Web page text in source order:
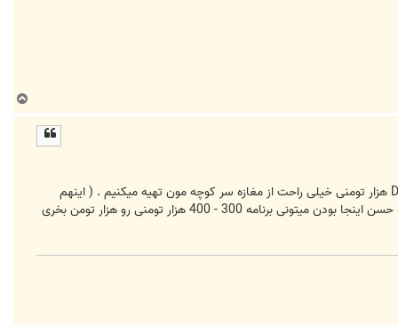
ا
این مایکروسافتی های بدبخت 5 سال جان کندن و میلیونها دلار صرف کردن که این ویندوز رو آماده کنن ولی ما اونو تو یه DVD هزار تومنی خیلی راحت از مغازه سر کوچه مون تهیه میکنیم . ( اینهم
حسن تو ایران زندگی کردن - هی بعضی - بازهم میگم بعضی از این جوونها میگن خدایا چرا ما تو ایران متولد شدیم ) اینه دیگه حسن اینجا بودن میتونی برنامه 300 - 400 هزار تومنی رو هزار تومن بخری